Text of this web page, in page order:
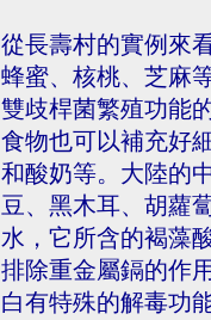
從長壽村的實例來
蜂蜜、核桃、芝麻
雙歧桿菌繁殖功能
食物也可以補充好
和酸奶等。大陸的
豆、黑木耳、胡蘿
水，它所含的褐藻
排除重金屬鎘的作
白有特殊的解毒功